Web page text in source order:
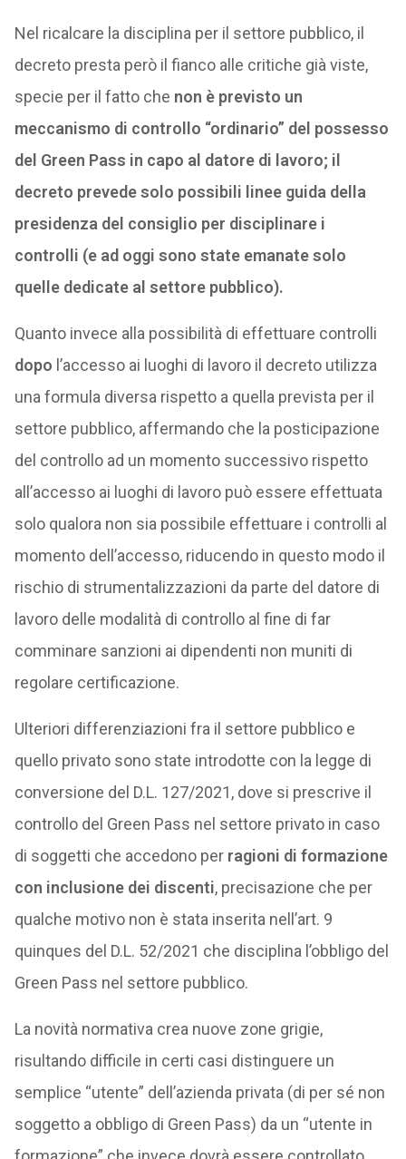
Nel ricalcare la disciplina per il settore pubblico, il
decreto presta però il fianco alle critiche già viste,
specie per il fatto che non è previsto un
meccanismo di controllo “ordinario” del possesso
del Green Pass in capo al datore di lavoro; il
decreto prevede solo possibili linee guida della
presidenza del consiglio per disciplinare i
controlli (e ad oggi sono state emanate solo
quelle dedicate al settore pubblico).
Quanto invece alla possibilità di effettuare controlli
dopo l’accesso ai luoghi di lavoro il decreto utilizza
una formula diversa rispetto a quella prevista per il
settore pubblico, affermando che la posticipazione
del controllo ad un momento successivo rispetto
all’accesso ai luoghi di lavoro può essere effettuata
solo qualora non sia possibile effettuare i controlli al
momento dell’accesso, riducendo in questo modo il
rischio di strumentalizzazioni da parte del datore di
lavoro delle modalità di controllo al fine di far
comminare sanzioni ai dipendenti non muniti di
regolare certificazione.
Ulteriori differenziazioni fra il settore pubblico e
quello privato sono state introdotte con la legge di
conversione del D.L. 127/2021, dove si prescrive il
controllo del Green Pass nel settore privato in caso
di soggetti che accedono per ragioni di formazione
con inclusione dei discenti, precisazione che per
qualche motivo non è stata inserita nell’art. 9
quinques del D.L. 52/2021 che disciplina l’obbligo del
Green Pass nel settore pubblico.
La novità normativa crea nuove zone grigie,
risultando difficile in certi casi distinguere un
semplice “utente” dell’azienda privata (di per sé non
soggetto a obbligo di Green Pass) da un “utente in